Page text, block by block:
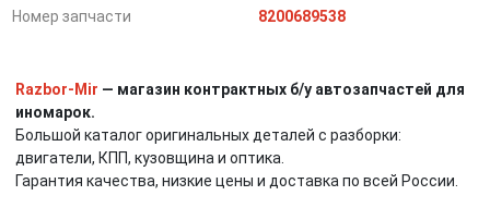
Номер запчасти
8200689538
Razbor-Mir — магазин контрактных б/у автозапчастей для
иномарок.
Большой каталог оригинальных деталей с разборки:
двигатели, КПП, кузовщина и оптика.
Гарантия качества, низкие цены и доставка по всей России.